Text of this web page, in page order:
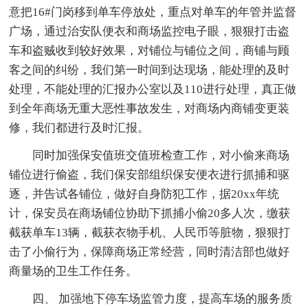
意把16#门岗移到单车停放处，重点对单车的年管并监督
广场，通过治安队便衣和商场监控电子眼，狠狠打击盗
车和盗贼收到较好效果，对铺位与铺位之间，商铺与顾
客之间的纠纷，我们第一时间到达现场，能处理的及时
处理，不能处理的汇报办公室以及110进行处理，真正做
到全年商场无重大恶性事故发生，对商场内商铺变更装
修，我们都进行及时汇报。
同时加强保安值班交值班检查工作，对小偷来商场
铺位进行偷盗，我们保安部组织保安便衣进行抓捕和驱
逐，并告试各铺位，做好自身防犯工作，据20xx年统
计，保安员在商场铺位协助下抓捕小偷20多人次，缴获
截获单车13辆，截获衣物手机、人民币等脏物，狠狠打
击了小偷行为，保障商场正常经营，同时清洁部也做好
商量场的卫生工作任务。
四、 加强地下停车场监管力度，提高车场的服务质